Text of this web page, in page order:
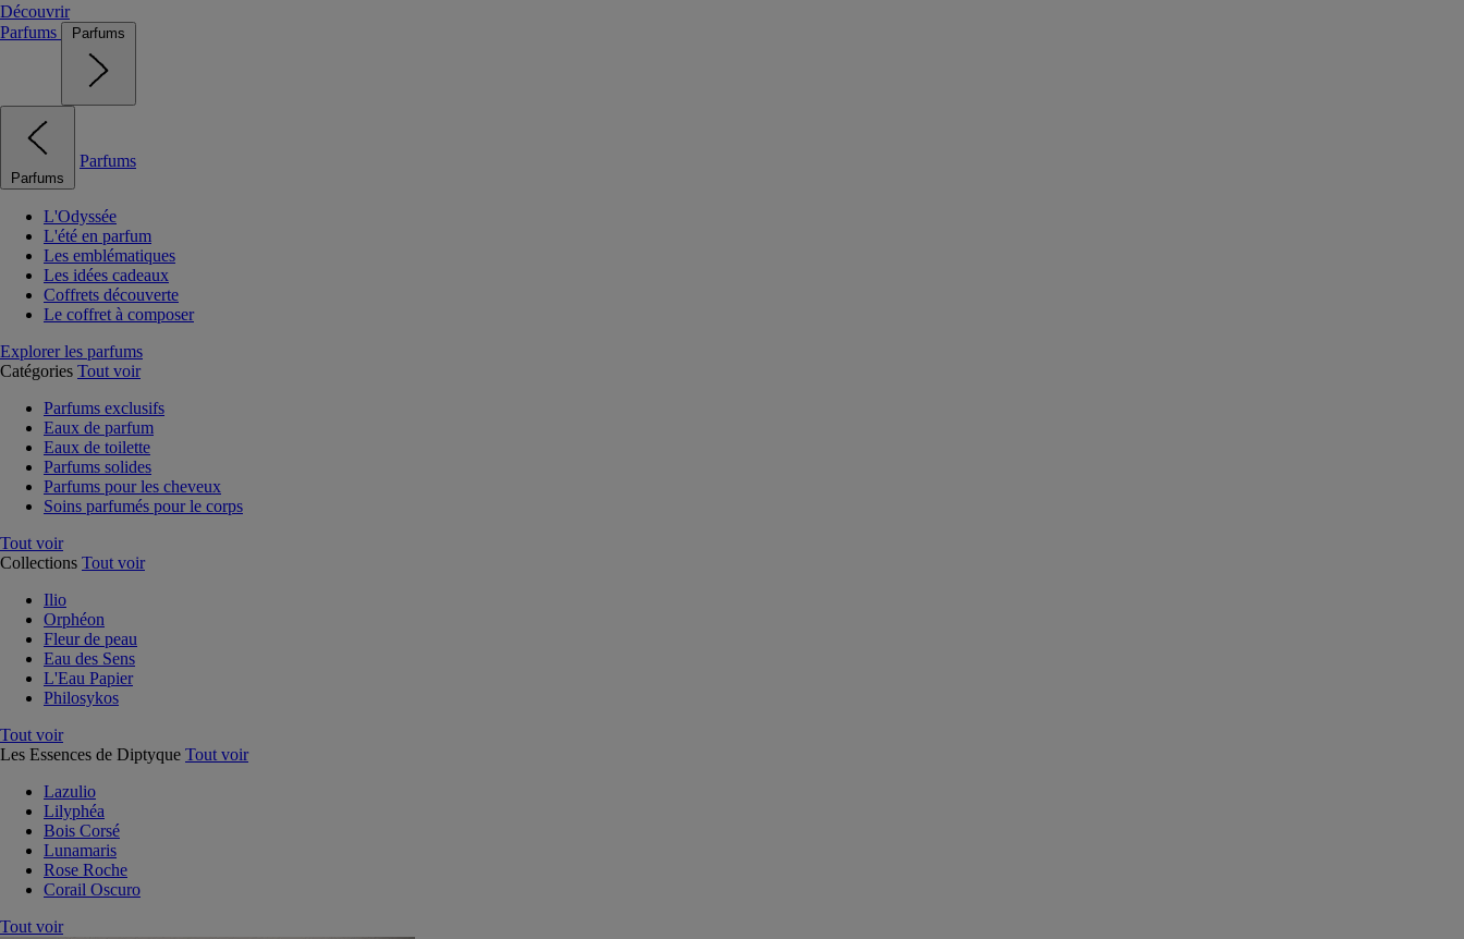
Découvrir
Parfums
Parfums
Parfums
Parfums
L'Odyssée
L'été en parfum
Les emblématiques
Les idées cadeaux
Coffrets découverte
Le coffret à composer
Explorer les parfums
Catégories Tout voir
Parfums exclusifs
Eaux de parfum
Eaux de toilette
Parfums solides
Parfums pour les cheveux
Soins parfumés pour le corps
Tout voir
Collections Tout voir
Ilio
Orphéon
Fleur de peau
Eau des Sens
L'Eau Papier
Philosykos
Tout voir
Les Essences de Diptyque Tout voir
Lazulio
Lilyphéa
Bois Corsé
Lunamaris
Rose Roche
Corail Oscuro
Tout voir